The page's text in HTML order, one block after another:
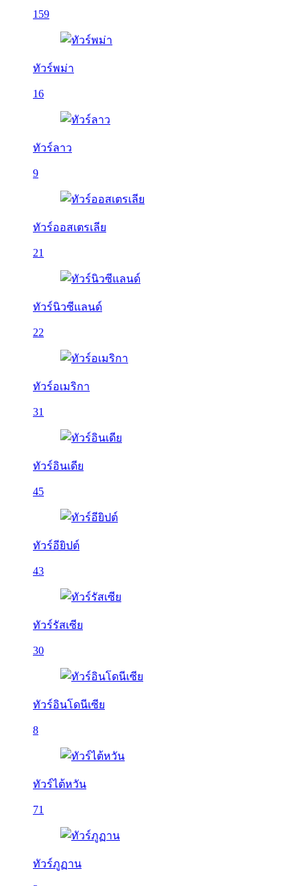
159
ทัวร์พม่า
16
ทัวร์ลาว
9
ทัวร์ออสเตรเลีย
21
ทัวร์นิวซีแลนด์
22
ทัวร์อเมริกา
31
ทัวร์อินเดีย
45
ทัวร์อียิปต์
43
ทัวร์รัสเซีย
30
ทัวร์อินโดนีเซีย
8
ทัวร์ไต้หวัน
71
ทัวร์ภูฏาน